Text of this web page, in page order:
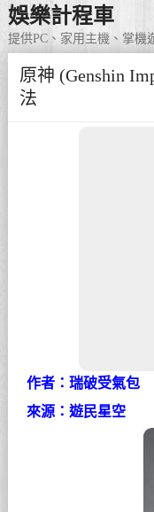
娛樂計程車
提供PC、家用主機、掌機
原神 (Genshin
法
作者：瑞破受氣包
來源：遊民星空